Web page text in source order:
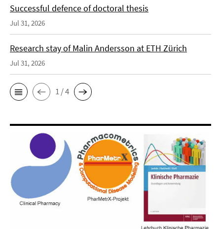
Successful defence of doctoral thesis
Jul 31, 2026
Research stay of Malin Andersson at ETH Zürich
Jul 31, 2026
1 / 4